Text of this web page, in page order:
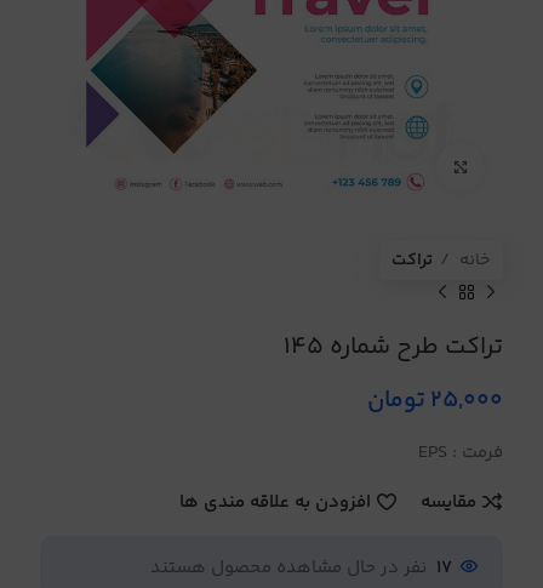
برای بزرگنمایی کلیک کنید
خانه تراکت
تراکت طرح شماره 145
25,000تومان
فرمت : EPS
مقایسه
افزودن به علاقه مندی ها
17 نفر در حال مشاهده محصول هستند